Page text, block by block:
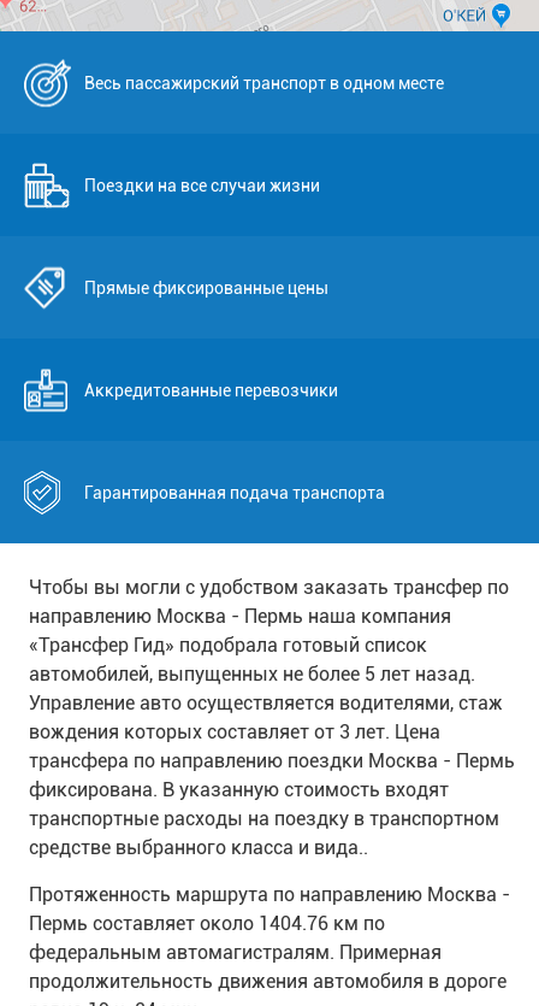
Весь пассажирский транспорт в одном месте
Поездки на все случаи жизни
Прямые фиксированные цены
Аккредитованные перевозчики
Гарантированная подача транспорта
Чтобы вы могли с удобством заказать трансфер по
направлению Москва - Пермь наша компания
«Трансфер Гид» подобрала готовый список
автомобилей, выпущенных не более 5 лет назад.
Управление авто осуществляется водителями, стаж
вождения которых составляет от 3 лет. Цена
трансфера по направлению поездки Москва - Пермь
фиксирована. В указанную стоимость входят
транспортные расходы на поездку в транспортном
средстве выбранного класса и вида..
Протяженность маршрута по направлению Москва -
Пермь составляет около 1404.76 км по
федеральным автомагистралям. Примерная
продолжительность движения автомобиля в дороге